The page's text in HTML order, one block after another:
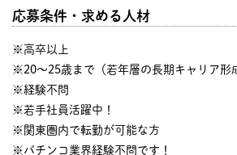
応募条件・求める人材
※高卒以上
※20～25歳まで（若年層の長期キャリア形
※経験不問
※若手社員活躍中！
※関東圏内で転勤が可能な方
※パチンコ業界経験不問です！